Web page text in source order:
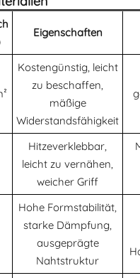
Eigenschaften
Kostengünstig, leicht
zu beschaffen,
mäßige
Widerstandsfähigkeit
Hitzeverklebbar,
leicht zu vernähen,
weicher Griff
Hohe Formstabilität,
starke Dämpfung,
ausgeprägte
Nahtstruktur